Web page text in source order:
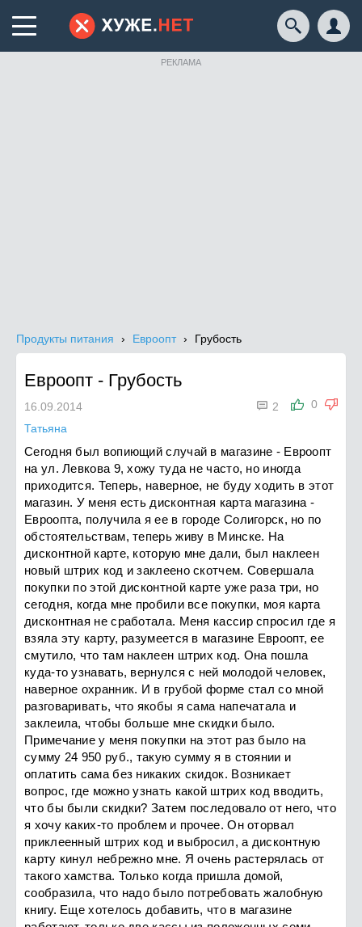
РЕКЛАМА
Продукты питания Евроопт Грубость
Евроопт - Грубость
0
 2
16.09.2014
Татьяна
Сегодня был вопиющий случай в магазине - Евроопт
на ул. Левкова 9, хожу туда не часто, но иногда
приходится. Теперь, наверное, не буду ходить в этот
магазин. У меня есть дисконтная карта магазина -
Евроопта, получила я ее в городе Солигорск, но по
обстоятельствам, теперь живу в Минске. На
дисконтной карте, которую мне дали, был наклеен
новый штрих код и заклеено скотчем. Совершала
покупки по этой дисконтной карте уже раза три, но
сегодня, когда мне пробили все покупки, моя карта
дисконтная не сработала. Меня кассир спросил где я
взяла эту карту, разумеется в магазине Евроопт, ее
смутило, что там наклеен штрих код. Она пошла
куда-то узнавать, вернулся с ней молодой человек,
наверное охранник. И в грубой форме стал со мной
разговаривать, что якобы я сама напечатала и
заклеила, чтобы больше мне скидки было.
Примечание у меня покупки на этот раз было на
сумму 24 950 руб., такую сумму я в стоянии и
оплатить сама без никаких скидок. Возникает
вопрос, где можно узнать какой штрих код вводить,
что бы были скидки? Затем последовало от него, что
я хочу каких-то проблем и прочее. Он оторвал
приклеенный штрих код и выбросил, а дисконтную
карту кинул небрежно мне. Я очень растерялась от
такого хамства. Только когда пришла домой,
сообразила, что надо было потребовать жалобную
книгу. Еще хотелось добавить, что в магазине